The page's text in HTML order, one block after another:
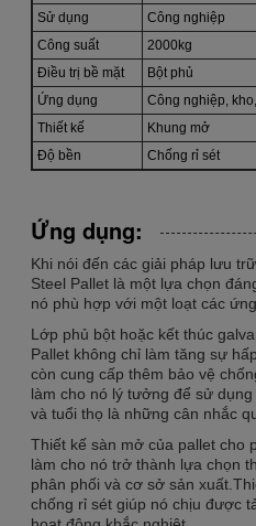
Sử dụng
Công nghiệp
Công suất
2000kg
Điều trị bề mặt
Bột phủ
Ứng dụng
Công nghiệp,
Thiết kế
Khung mở
Độ bền
Chống rỉ sét
Ứng dụng:
Khi nói đến các giải pháp lưu
Steel Pallet là một lựa chọn
nó phù hợp với một loạt các
Lớp phủ bột hoặc kết thúc
Pallet không chỉ làm tăng sự
còn cung cấp thêm bảo vệ
làm cho nó lý tưởng để sử
và tuổi thọ là những cân nhắc
Thiết kế sàn mở của pallet cho
làm cho nó trở thành lựa chọn
phân phối và cơ sở sản
chống rỉ sét giúp nó chịu được